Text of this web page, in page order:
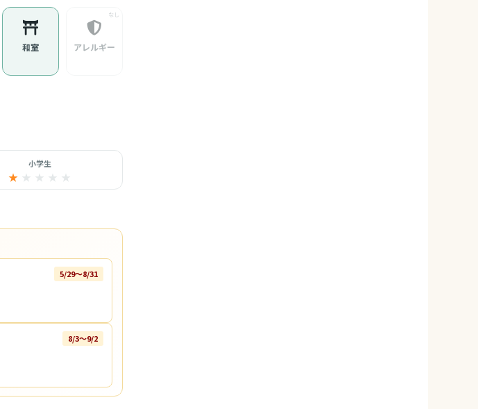
和室 アレルギー
小学生
★ ★ ★ ★ ★
5/29〜8/31
8/3〜9/2